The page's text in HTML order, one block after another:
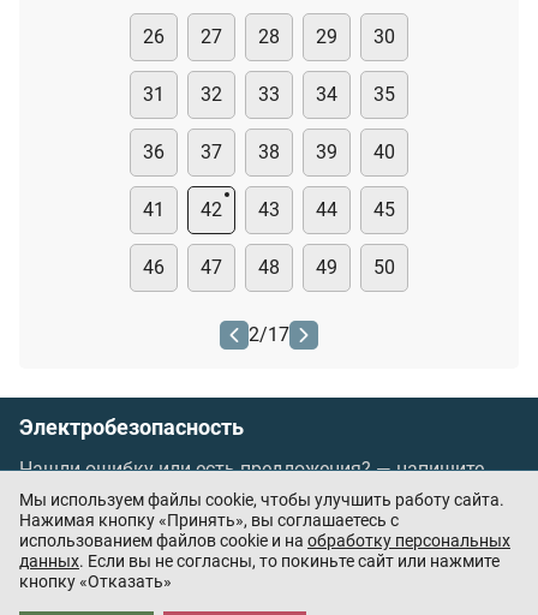
26 27 28 29 30
31 32 33 34 35
36 37 38 39 40
41 42 43 44 45
46 47 48 49 50
2/17
Электробезопасность
Нашли ошибку или есть предложения? —напишите
нам
Порядок проведения оплаты по банковским
картам/Цены/Оферта
Приложения партнёров:
Мы используем файлы cookie, чтобы улучшить работу сайта.
Нажимая кнопку «Принять», вы соглашаетесь с
использованием файлов cookie и на обработку персональных
данных. Если вы не согласны, то покиньте сайт или нажмите
кнопку «Отказать»